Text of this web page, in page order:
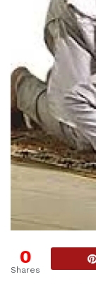
0
Shares